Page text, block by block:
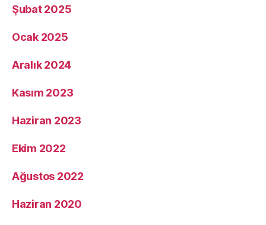
Şubat 2025
Ocak 2025
Aralık 2024
Kasım 2023
Haziran 2023
Ekim 2022
Ağustos 2022
Haziran 2020